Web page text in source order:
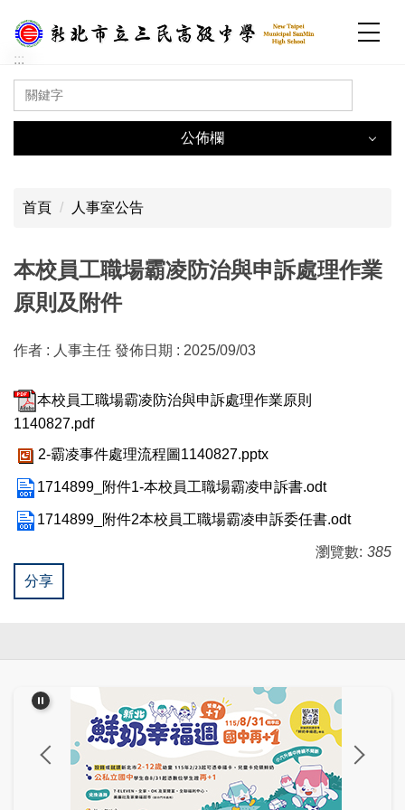
到
主
要
容
:::
公佈欄
一般公告
國中部公告
高中部公告
教師成長專區
網路中心
首頁 人事室公告
本校員工職場霸凌防治與申訴處理作業
原則及附件
作者 : 人事主任 發佈日期 : 2025/09/03
本校員工職場霸凌防治與申訴處理作業原則
1140827.pdf
2-霸凌事件處理流程圖1140827.pptx
1714899_附件1-本校員工職場霸凌申訴書.odt
1714899_附件2本校員工職場霸凌申訴委任書.odt
瀏覽數: 385
分享